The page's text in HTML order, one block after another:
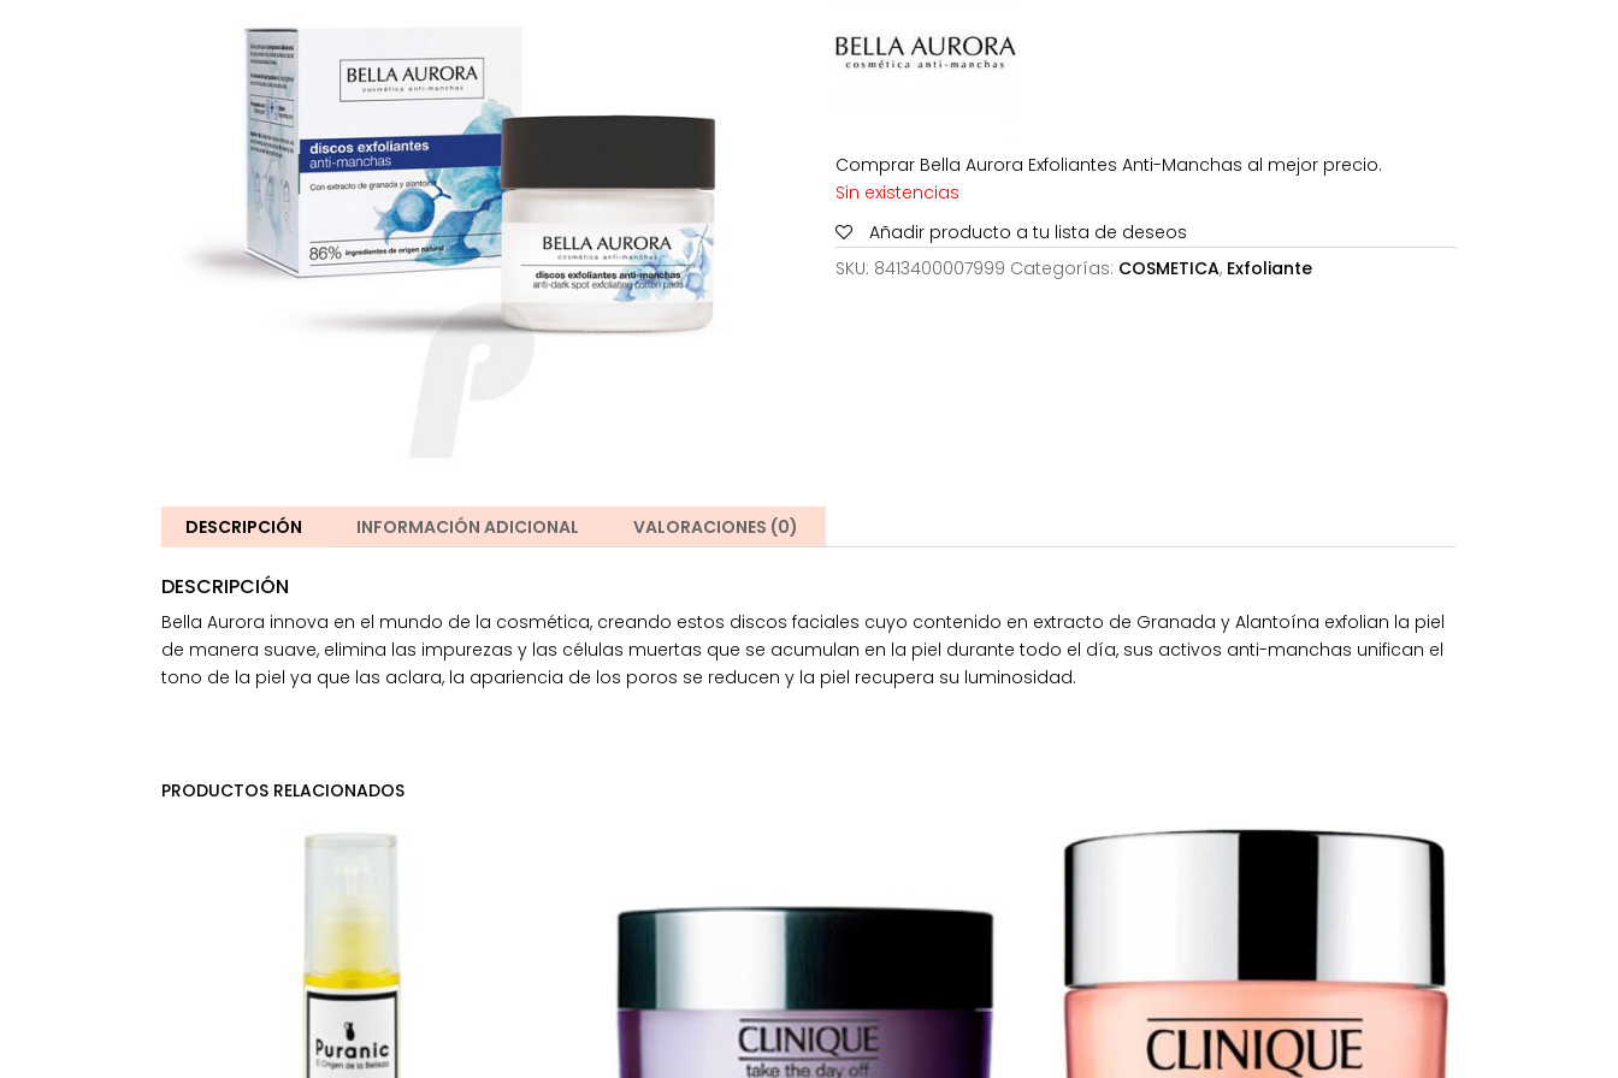
Comprar Bella Aurora Exfoliantes Anti-Manchas al mejor precio.
Sin existencias
Añadir producto a tu lista de deseos
SKU: 8413400007999 Categorías: COSMETICA, Exfoliante
DESCRIPCIÓN INFORMACIÓN ADICIONAL VALORACIONES (0)
DESCRIPCIÓN
Bella Aurora innova en el mundo de la cosmética, creando estos discos faciales cuyo contenido en extracto de Granada y Alantoína exfolian la piel
de manera suave, elimina las impurezas y las células muertas que se acumulan en la piel durante todo el día, sus activos anti-manchas unifican el
tono de la piel ya que las aclara, la apariencia de los poros se reducen y la piel recupera su luminosidad.
PRODUCTOS RELACIONADOS